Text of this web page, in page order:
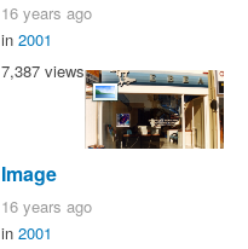
16 years ago
in 2001
7,387 views
Image
16 years ago
in 2001